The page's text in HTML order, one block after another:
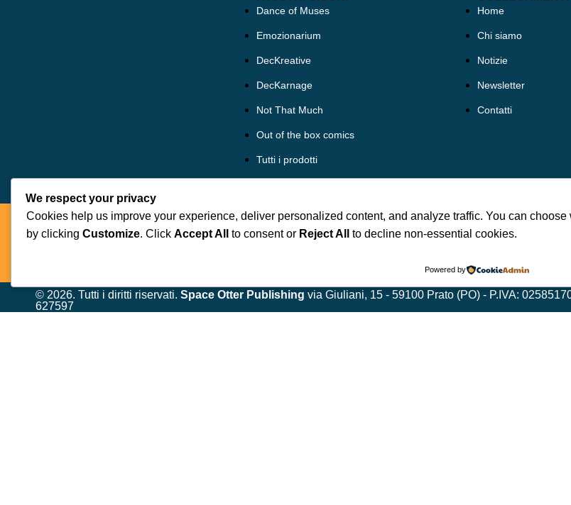
Dance of Muses
Emozionarium
DecKreative
DecKarnage
Not That Much
Out of the box comics
Tutti i prodotti
Home
Chi siamo
Notizie
Newsletter
Contatti
Space Otter Publishing è uno studio creativo indipendente fondato nel 2022 che realizza giochi da
chiare, idee originali e una forte identità artistica, dando vita a progetti che sorprendono, stimolano la
© 2026. Tutti i diritti riservati. Space Otter Publishing via Giuliani, 15 - 59100 Prato (PO) - P.IVA:
627597
We respect your privacy
Cookies help us improve your experience, deliver personalized content, and analyze traffic. You can
by clicking Customize. Click Accept All to consent or Reject All to decline non-essential cookies.
Powered by